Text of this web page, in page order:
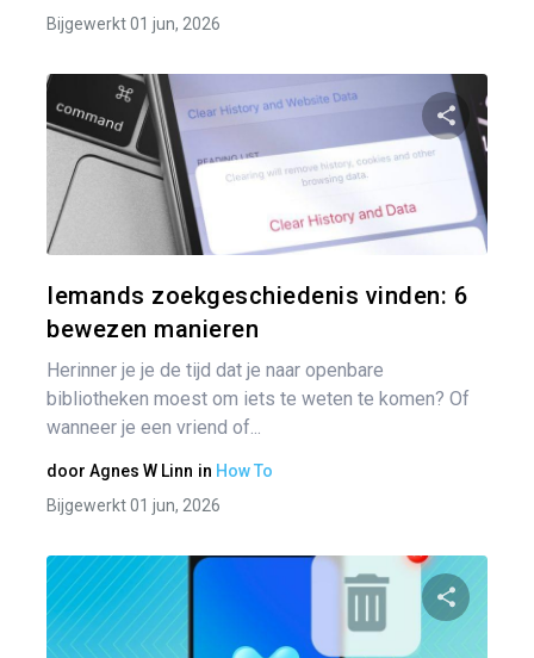
Bijgewerkt 01 jun, 2026
Iemands zoekgeschiedenis vinden: 6
bewezen manieren
Herinner je je de tijd dat je naar openbare
bibliotheken moest om iets te weten te komen? Of
wanneer je een vriend of...
door Agnes W Linn in How To
Bijgewerkt 01 jun, 2026